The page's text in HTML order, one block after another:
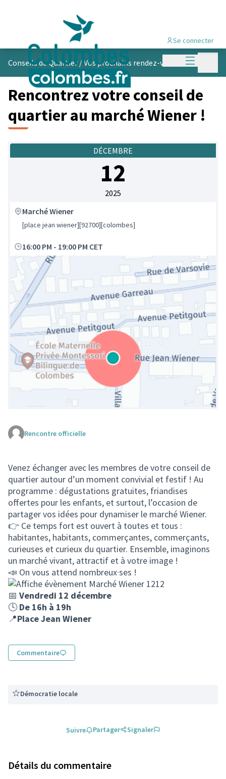
Menu
Se connecter
Conseils de Quartier /Vos prochains rendez-vous
Rencontrez votre conseil de
quartier au marché Wiener !
DÉCEMBRE
12
2025
Marché Wiener
[place jean wiener][92700][colombes]
16:00 PM - 19:00 PM CET
(Lien externe)
Rencontre officielle
Venez échanger avec les membres de votre conseil de
quartier autour d’un moment convivial et festif ! Au
programme : dégustations gratuites, friandises
offertes pour les enfants, et surtout, l’occasion de
partager vos idées pour dynamiser le marché Wiener.
👉 Ce temps fort est ouvert à toutes et tous :
habitantes, habitants, commerçantes, commerçants,
curieuses et curieux du quartier. Ensemble, imaginons
un marché vivant, attractif et à votre image !
📣 On vous attend nombreux·ses !
📅 Vendredi 12 décembre
🕓De 16h à 19h
📍Place Jean Wiener
Commentaire
Démocratie locale
Suivre Partager Signaler
Détails du commentaire